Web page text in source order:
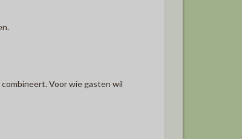
Voor wie gasten wil